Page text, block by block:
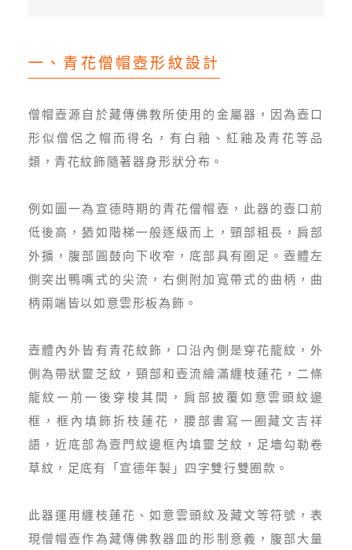
一、青花僧帽壺形紋設計
僧帽壺源自於藏傳佛教所使用的金屬器，因為壺口
形似僧侶之帽而得名，有白釉、紅釉及青花等品
類，青花紋飾隨著器身形狀分布。
例如圖一為宣德時期的青花僧帽壺，此器的壺口前
低後高，猶如階梯一般逐級而上，頸部粗長，肩部
外擴，腹部圓鼓向下收窄，底部具有圈足。壺體左
側突出鴨嘴式的尖流，右側附加寬帶式的曲柄，曲
柄兩端皆以如意雲形板為飾。
壺體內外皆有青花紋飾，口沿內側是穿花龍紋，外
側為帶狀靈芝紋，頸部和壺流繪滿纏枝蓮花，二條
龍紋一前一後穿梭其間，肩部披覆如意雲頭紋邊
框，框內填飾折枝蓮花，腰部書寫一圈藏文吉祥
語，近底部為壼門紋邊框內填靈芝紋，足墻勾勒卷
草紋，足底有「宣德年製」四字雙行雙圈款。
此器運用纏枝蓮花、如意雲頭紋及藏文等符號，表
現僧帽壺作為藏傳佛教器皿的形制意義，腹部大量